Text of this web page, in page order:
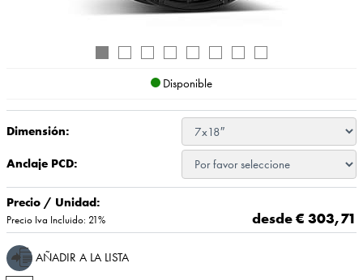
Disponible
Dimensión:
Anclaje PCD:
Precio / Unidad:
Precio Iva Incluido: 21% desde €303,71
AÑADIR A LA LISTA